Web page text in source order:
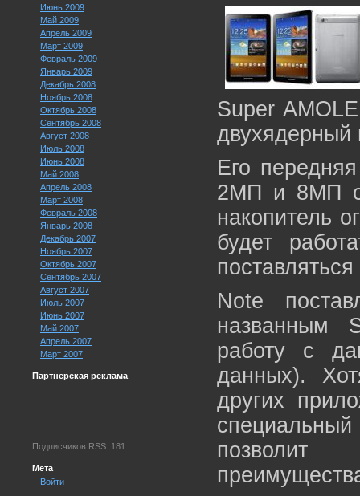
Июнь 2009
Май 2009
Апрель 2009
Март 2009
Февраль 2009
Январь 2009
Декабрь 2008
Ноябрь 2008
Октябрь 2008
Сентябрь 2008
Август 2008
Июль 2008
Июнь 2008
Май 2008
Апрель 2008
Март 2008
Февраль 2008
Январь 2008
Декабрь 2007
Ноябрь 2007
Октябрь 2007
Сентябрь 2007
Август 2007
Июль 2007
Июнь 2007
Май 2007
Апрель 2007
Март 2007
Партнерская реклама
Подписчиков RSS: 181
Мета
Войти
Super
двухядерный
Его
2МП и 8МП
накопитель
будет
Note
названным
работу с
данных).
других
позволит